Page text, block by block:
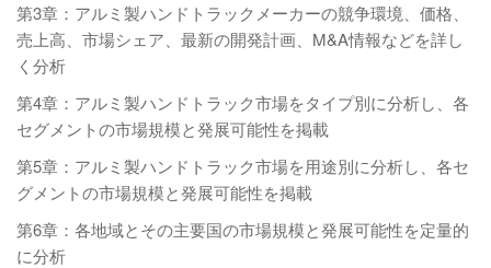
第3章：アルミ製ハンドトラックメーカーの競争環境、価格、
売上高、市場シェア、最新の開発計画、M&A情報などを詳し
く分析
第4章：アルミ製ハンドトラック市場をタイプ別に分析し、各
セグメントの市場規模と発展可能性を掲載
第5章：アルミ製ハンドトラック市場を用途別に分析し、各セ
グメントの市場規模と発展可能性を掲載
第6章：各地域とその主要国の市場規模と発展可能性を定量的
に分析